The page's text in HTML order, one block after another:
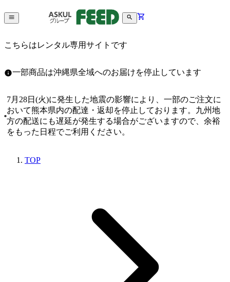
こちらはレンタル専用サイトです
一部商品は沖縄県全域へのお届けを停止しています
7月28日(火)に発生した地震の影響により、一部のご注文に
おいて熊本県内の配達・返却を停止しております。九州地
方の配送にも遅延が発生する場合がございますので、余裕
をもった日程でご利用ください。
TOP